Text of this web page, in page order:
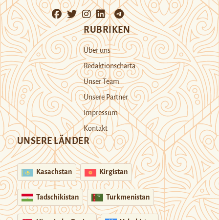
RUBRIKEN
Über uns
Redaktionscharta
Unser Team
Unsere Partner
Impressum
Kontakt
UNSERE LÄNDER
Kasachstan Kirgistan
Tadschikistan Turkmenistan